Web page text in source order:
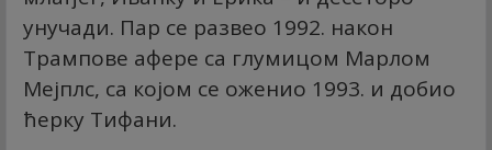
унучади. Пар се развео 1992. након
Трампове афере са глумицом Марлом
Мејплс, са којом се оженио 1993. и добио
ћерку Тифани.